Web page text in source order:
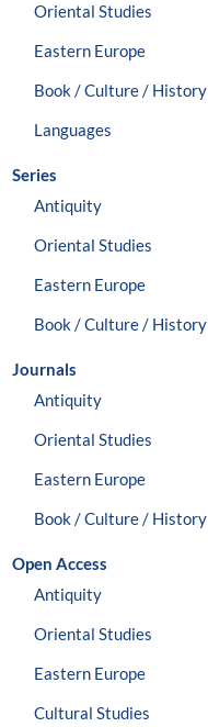
Oriental Studies
Eastern Europe
Book / Culture / History
Languages
Series
Antiquity
Oriental Studies
Eastern Europe
Book / Culture / History
Journals
Antiquity
Oriental Studies
Eastern Europe
Book / Culture / History
Open Access
Antiquity
Oriental Studies
Eastern Europe
Cultural Studies